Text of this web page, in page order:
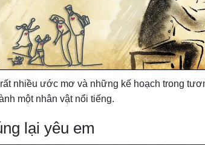
nhiều ước mơ và những kế hoạch trong
một nhân vật nổi tiếng.
lại yêu em